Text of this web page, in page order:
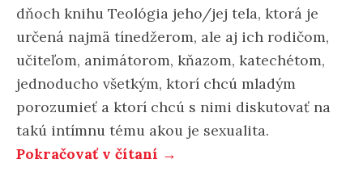
dňoch knihu Teológia jeho/jej tela, ktorá je
určená najmä tínedžerom, ale aj ich rodičom,
učiteľom, animátorom, kňazom, katechétom,
jednoducho všetkým, ktorí chcú mladým
porozumieť a ktorí chcú s nimi diskutovať na
takú intímnu tému akou je sexualita.
Pokračovať v čítaní →